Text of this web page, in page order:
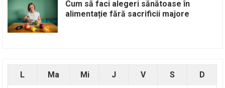
Cum să faci alegeri sănătoase în
alimentație fără sacrificii majore
L Ma Mi J V S D